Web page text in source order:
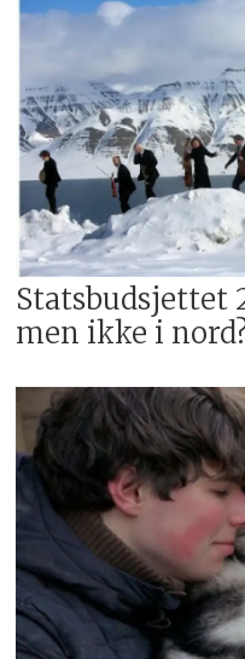
Statsbudsjettet
men ikke i